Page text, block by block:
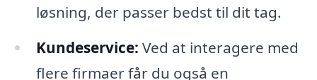
løsning, der passer bedst til dit tag.
Kundeservice: Ved at interagere med
flere firmaer får du også en